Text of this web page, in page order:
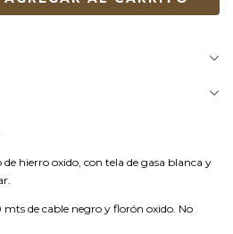
hierro oxido, con tela de gasa blanca y
mts de cable negro y florón oxido. No